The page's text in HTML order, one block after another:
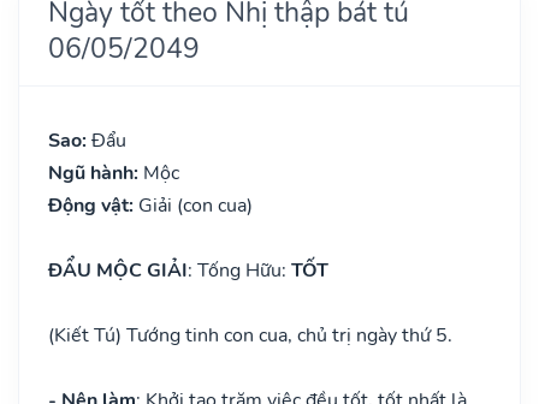
Ngày tốt theo Nhị thập bát tú
06/05/2049
Sao: Đẩu
Ngũ hành: Mộc
Động vật: Giải (con cua)
ĐẨU MỘC GIẢI: Tống Hữu: TỐT
(Kiết Tú) Tướng tinh con cua, chủ trị ngày thứ 5.